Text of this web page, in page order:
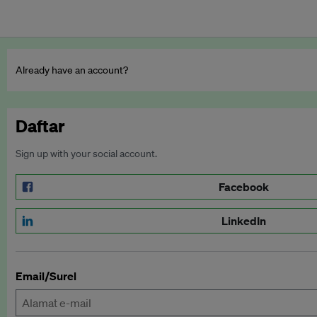
Already have an account?
Daftar
Sign up with your social account.
Facebook
LinkedIn
Email/Surel